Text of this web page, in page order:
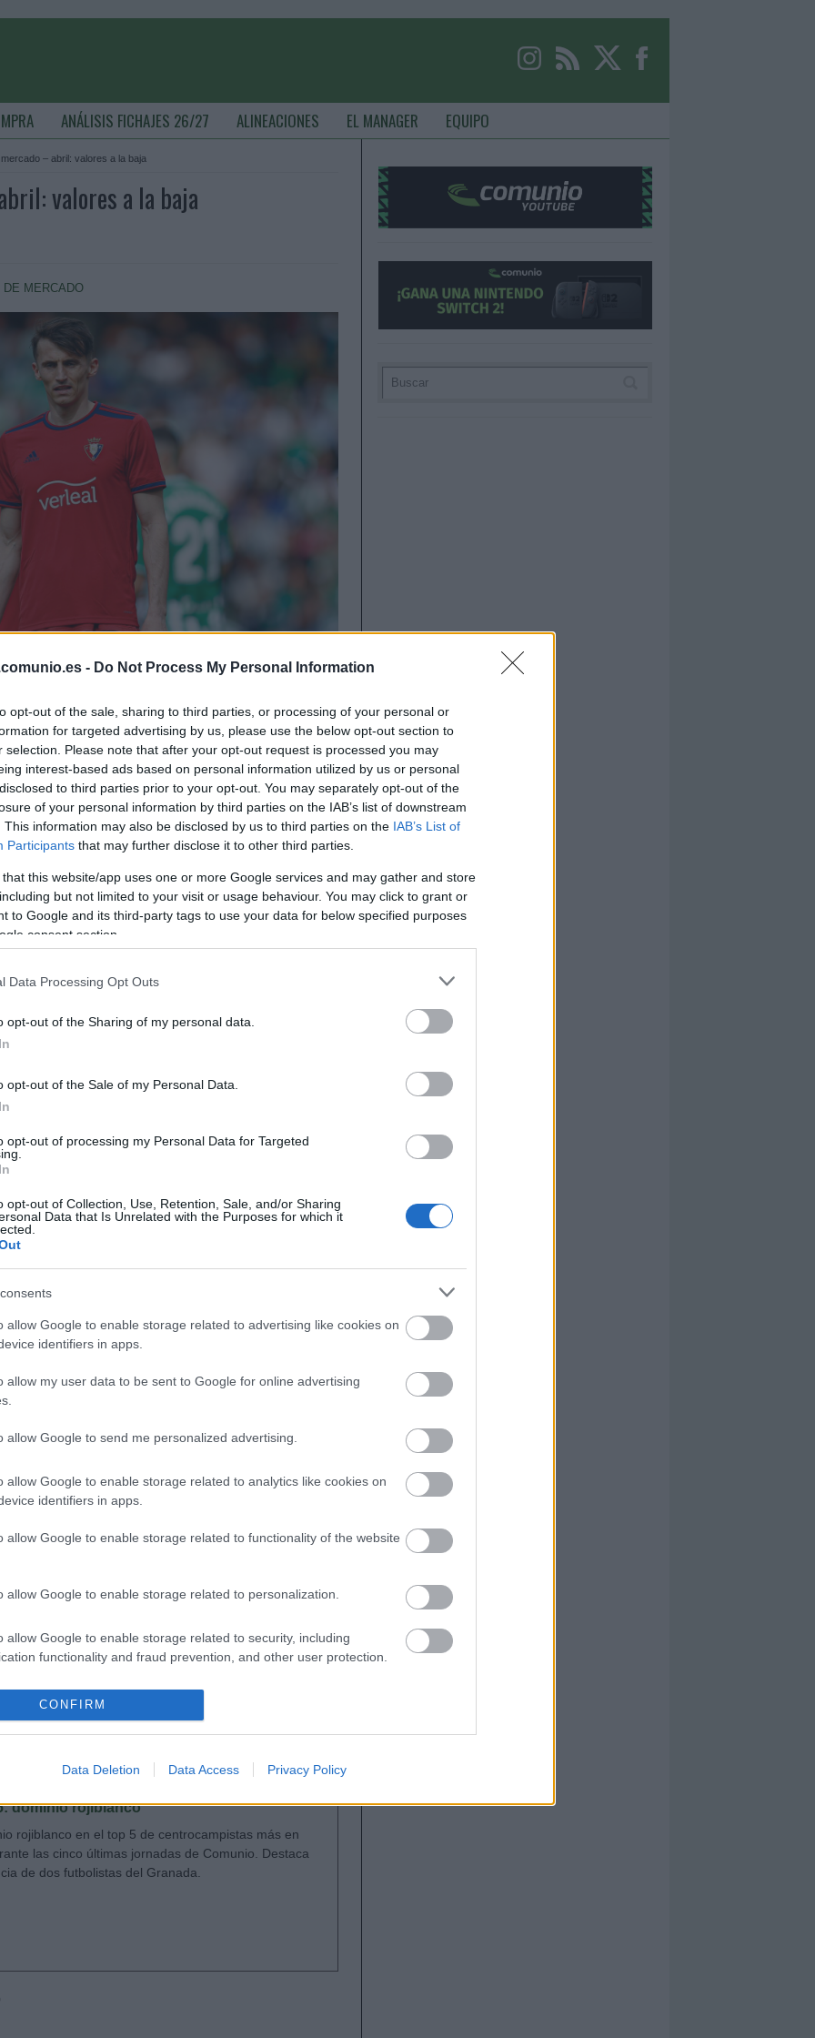
- Do Not Process My Personal Information
opt-out of the sale, sharing to third parties, or processing of your personal or
for targeted advertising by us, please use the below opt-out section to
selection. Please note that after your opt-out request is processed you may
interest-based ads based on personal information utilized by us or personal
to third parties prior to your opt-out. You may separately opt-out of the
of your personal information by third parties on the IAB’s list of downstream
This information may also be disclosed by us to third parties on the IAB’s List of
Participants that may further disclose it to other third parties.
that this website/app uses one or more Google services and may gather and store
but not limited to your visit or usage behaviour. You may click to grant or
to Google and its third-party tags to use your data for below specified purposes
consent section.
Data Processing Opt Outs
opt-out of the Sharing of my personal data.
opt-out of the Sale of my Personal Data.
opt-out of processing my Personal Data for Targeted
opt-out of Collection, Use, Retention, Sale, and/or Sharing
Data that Is Unrelated with the Purposes for which it
allow Google to enable storage related to advertising like cookies on
identifiers in apps.
allow my user data to be sent to Google for online advertising
allow Google to send me personalized advertising.
allow Google to enable storage related to analytics like cookies on
identifiers in apps.
allow Google to enable storage related to functionality of the website
allow Google to enable storage related to personalization.
allow Google to enable storage related to security, including
functionality and fraud prevention, and other user protection.
CONFIRM
Data Deletion Data Access Privacy Policy
ANÁLISIS FICHAJES 26/27 ALINEACIONES EL MANAGER EQUIPO
– abril: valores a la baja
valores a la baja
DE MERCADO
sido a la baja, con una pérdida general de 52
aumentaron su cotización, siendo Ante
protagonistas.
del mes
comunidades ya no fichan tanto como antes
sus managers) y esa falta de actividad se ve
1 al 30 de abril, el mercado se ha devaluado en
de precio que subiendo.
de incremento de precio en abril,
una racha goleadora excepcional y ha
una razón de peso para pujar por él. Su precio
a 6.090.000 €.
ha marcado un gol, repartido 2 asistencias
en 3,1 millones.
han incrementado su valorAnsu Fati. El
con el grupo con normalidad tras su enésima
de juego en el final de Liga. Su valor ha subido
aumentaron su cotización en más de 2
(2,5 millones) y Morales (2,4 millones).
29 abril): Subidón de Danjuma
fin de semana sin jornada de liga, en el mercado
ha habido mucho movimiento. Esta es la lista de
más revalorizados durante la semana, encabezada
en abril ha sido
con Dembélé y ha disputado tres partidos de
el banquillo. Su falta de minutos ha hecho que
sigue cayendo, 4 millones este mes. Otro
de temporada,Pedri, también devaluó su precio
drástica de su valor de mercado fueron
millones), Lucas Boyé (2,3 millones) y Marcos
dominio rojiblanco
rojiblanco en el top 5 de centrocampistas más en
las cinco últimas jornadas de Comunio. Destaca
de dos futbolistas del Granada.